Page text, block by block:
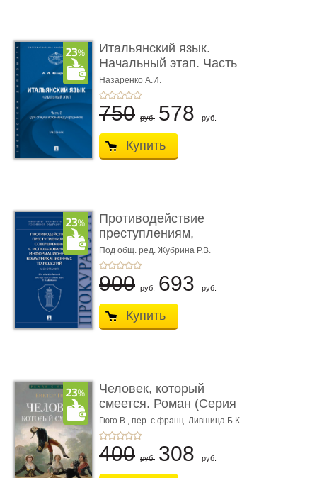
Итальянский язык.
Начальный этап. Часть
2. Учеб� ...
Назаренко А.И.
750 руб. 578 руб.
Купить
Противодействие
преступлениям,
совершаемым с ...
Под общ. ред. Жубрина Р.В.
900 руб. 693 руб.
Купить
Человек, который
смеется. Роман (Серия
«Роман с ...
Гюго В., пер. с франц. Лившица Б.К.
400 руб. 308 руб.